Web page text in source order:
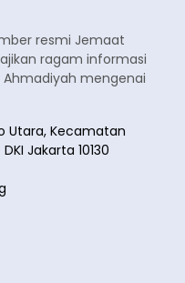
resmi Jemaat
ragam informasi
mengenai
Utara, Kecamatan
Jakarta 10130